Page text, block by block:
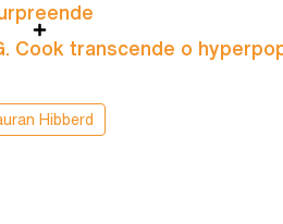
Cook transcende o
Hibberd